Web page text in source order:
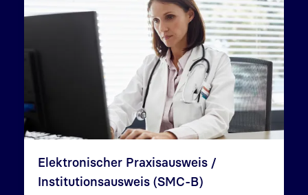
Elektronischer Praxisausweis /
Institutionsausweis (SMC-B)